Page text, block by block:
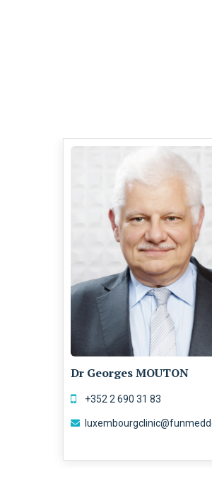
Dr Georges MOUTON
‭+352 2 690 31 83‬